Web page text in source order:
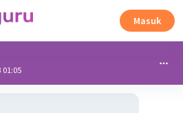
Masuk
01:05